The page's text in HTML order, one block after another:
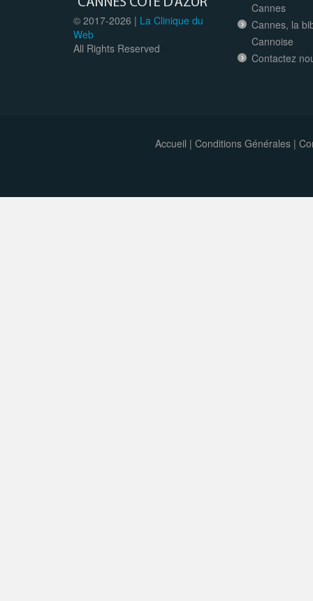
© 2017-2026 | La Clinique du
Web
All Rights Reserved
Cannes
Cannes, la
Cannoise
Contactez
Accueil | Conditions Générales|